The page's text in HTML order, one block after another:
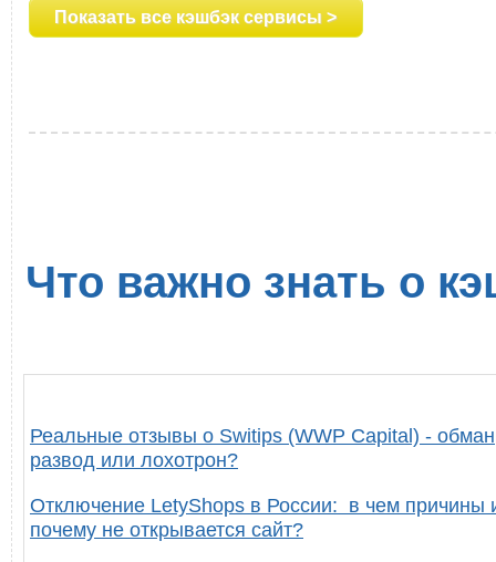
Показать все кэшбэк сервисы >
Что важно знать о
Реальные отзывы о Switips (WWP Capital) -
развод или лохотрон?
Отключение LetyShops в России: в чем причины
почему не открывается сайт?